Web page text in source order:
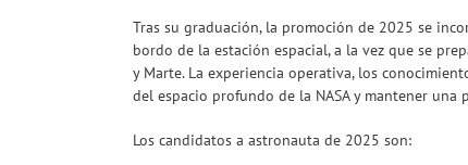
Tras su graduación, la promoción de 2025 se
bordo de la estación espacial, a la vez que se
y Marte. La experiencia operativa, los
del espacio profundo de la NASA y mantener
Los candidatos a astronauta de 2025 son: